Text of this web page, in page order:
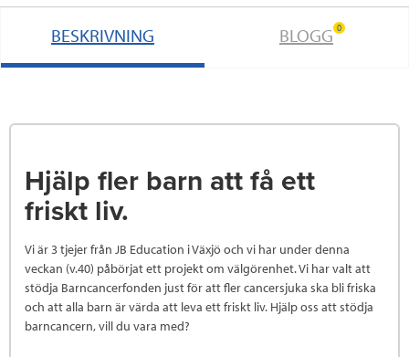
BESKRIVNING BLOGG 0
Hjälp fler barn att få ett
friskt liv.
Vi är 3 tjejer från JB Education i Växjö och vi har under denna
veckan (v.40) påbörjat ett projekt om välgörenhet. Vi har valt att
stödja Barncancerfonden just för att fler cancersjuka ska bli friska
och att alla barn är värda att leva ett friskt liv. Hjälp oss att stödja
barncancern, vill du vara med?